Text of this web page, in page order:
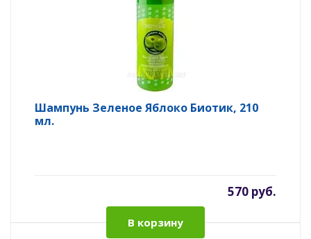
Шампунь Зеленое Яблоко Биотик, 210
мл.
570 руб.
В корзину